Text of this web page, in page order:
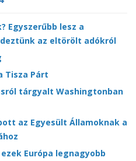
Egyszerűbb lesz a
az eltörölt adókról
Tisza Párt
tárgyalt Washingtonban
az Egyesült Államoknak a
Európa legnagyobb